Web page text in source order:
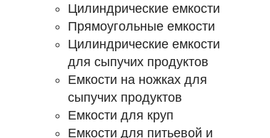
Цилиндрические емкости
Прямоугольные емкости
Цилиндрические емкости
для сыпучих продуктов
Емкости на ножках для
сыпучих продуктов
Емкости для круп
Емкости для питьевой и